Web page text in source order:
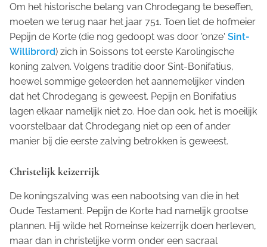
Om het historische belang van Chrodegang te beseffen,
moeten we terug naar het jaar 751. Toen liet de hofmeier
Pepijn de Korte (die nog gedoopt was door 'onze' Sint-
Willibrord) zich in Soissons tot eerste Karolingische
koning zalven. Volgens traditie door Sint-Bonifatius,
hoewel sommige geleerden het aannemelijker vinden
dat het Chrodegang is geweest. Pepijn en Bonifatius
lagen elkaar namelijk niet zo. Hoe dan ook, het is moeilijk
voorstelbaar dat Chrodegang niet op een of ander
manier bij die eerste zalving betrokken is geweest.
Christelijk keizerrijk
De koningszalving was een nabootsing van die in het
Oude Testament. Pepijn de Korte had namelijk grootse
plannen. Hij wilde het Romeinse keizerrijk doen herleven,
maar dan in christelijke vorm onder een sacraal